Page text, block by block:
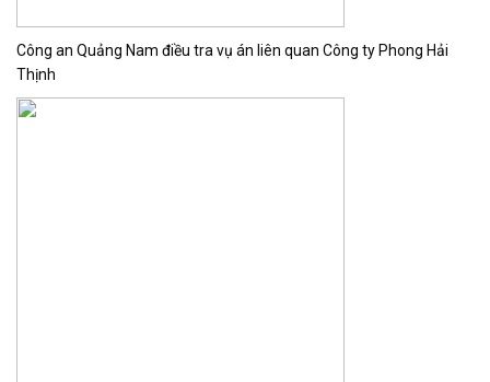
Công an Quảng Nam điều tra vụ án liên quan Công ty Phong Hải
Thịnh